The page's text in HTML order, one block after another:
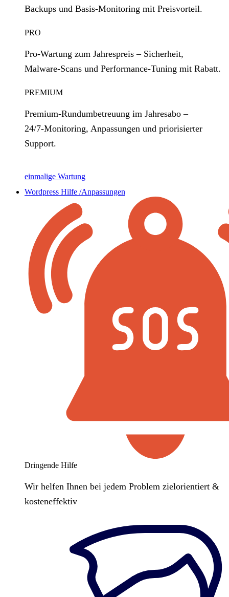
Backups und Basis‑Monitoring mit Preisvorteil.
PRO
Pro‑Wartung zum Jahrespreis – Sicherheit,
Malware‑Scans und Performance‑Tuning mit Rabatt.
PREMIUM
Premium‑Rundumbetreuung im Jahresabo –
24/7‑Monitoring, Anpassungen und priorisierter
Support.
einmalige Wartung
Wordpress Hilfe /Anpassungen
Dringende Hilfe
Wir helfen Ihnen bei jedem Problem zielorientiert &
kosteneffektiv